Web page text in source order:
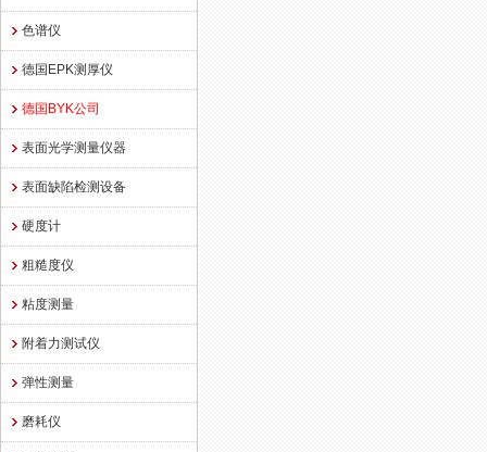
色谱仪
德国EPK测厚仪
德国BYK公司
表面光学测量仪器
表面缺陷检测设备
硬度计
粗糙度仪
粘度测量
附着力测试仪
弹性测量
磨耗仪